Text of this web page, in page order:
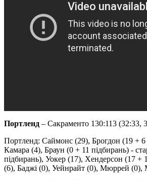
Портленд – Сакраменто 130:113 (32:33,
Портленд: Саймонс (29), Брогдон (19 + 6
Камара (4), Браун (0 + 11 підбирань) -
підбирань), Уокер (17), Хендерсон (17 +
(6), Баджі (0), Уейнрайт (0), Мюррей (0),